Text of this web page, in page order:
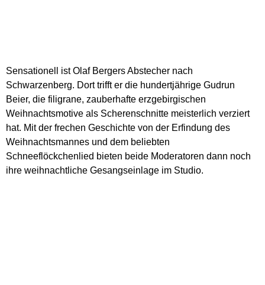
Sensationell ist Olaf Bergers Abstecher nach
Schwarzenberg. Dort trifft er die hundertjährige Gudrun
Beier, die filigrane, zauberhafte erzgebirgischen
Weihnachtsmotive als Scherenschnitte meisterlich verziert
hat. Mit der frechen Geschichte von der Erfindung des
Weihnachtsmannes und dem beliebten
Schneeflöckchenlied bieten beide Moderatoren dann noch
ihre weihnachtliche Gesangseinlage im Studio.